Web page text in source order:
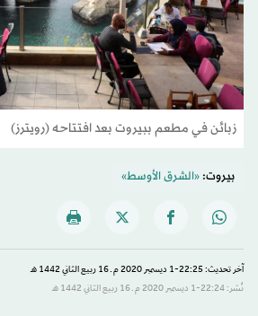
زبائن في مطعم ببيروت بعد افتتاحه (رويترز)
بيروت:«الشرق الأوسط»
آخر تحديث: 22:25-1 ديسمبر 2020 م ـ 16 ربيع الثاني 1442 هـ
نُشر: 22:24-1 ديسمبر 2020 م ـ 16 ربيع الثاني 1442 هـ